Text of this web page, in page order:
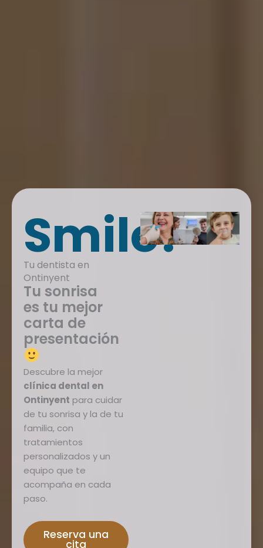
Smile!
Tu dentista en
Ontinyent
Tu sonrisa
es tu mejor
carta de
presentación
Descubre la mejor
clínica dental en
Ontinyent para cuidar
de tu sonrisa y la de tu
familia, con
tratamientos
personalizados y un
equipo que te
acompaña en cada
paso.
Reserva una
cita